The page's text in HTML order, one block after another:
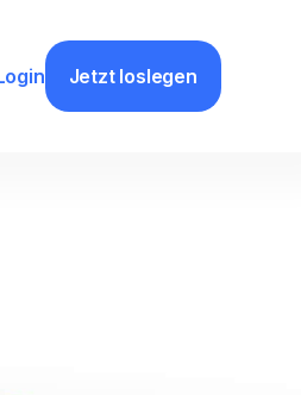
Jetzt loslegen